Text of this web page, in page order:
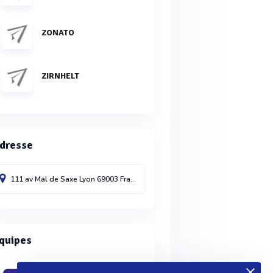
ZONATO
ZIRNHELT
111 av Mal de SaxeLyon69003France